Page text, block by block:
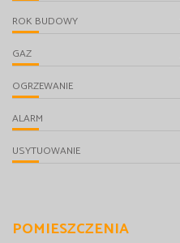
ROK BUDOWY
GAZ
OGRZEWANIE
ALARM
USYTUOWANIE
POMIESZCZENIA